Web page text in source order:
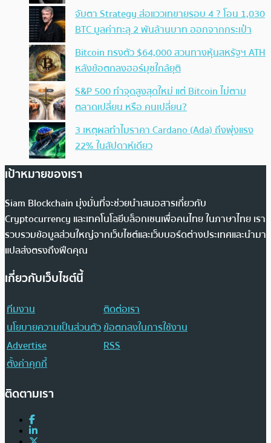
จับตา Strategy ส่อแววเทขายรอบ 4 ? โอน 1,030
BTC มูลค่าทะลุ 2 พันล้านบาท ออกจากกระเป๋า
Bitcoin ทรงตัว $64,000 สวนทางหุ้นสหรัฐฯ ATH
หลังข้อตกลงฮอร์มุซใกล้ยุติ
S&P 500 ทำจุดสูงสุดใหม่ แต่ Bitcoin ไม่ตาม
ตลาดเปลี่ยน หรือ คนเปลี่ยน?
3 เหตุผลทำไมราคา Cardano (Ada) ถึงพุ่งแรง
22% ในสัปดาห์เดียว
เป้าหมายของเรา
Siam Blockchain มุ่งมั่นที่จะช่วยนำเสนอสารเกี่ยวกับ
Cryptocurrency และเทคโนโลยีบล็อกเชนเพื่อคนไทย ในภาษาไทย เรา
รวบรวมข้อมูลส่วนใหญ่จากเว็บไซต์และเว็บบอร์ดต่างประเทศและนำมา
แปลส่งตรงถึงฟีดคุณ
เกี่ยวกับเว็บไซต์นี้
ทีมงาน
ติดต่อเรา
นโยบายความเป็นส่วนตัวข้อตกลงในการใช้งาน
Advertise
RSS
ตั้งค่าคุกกี้
ติดตามเรา